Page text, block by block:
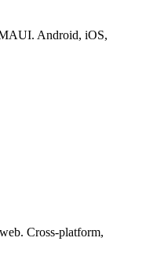
Android, iOS,
Cross-platform,